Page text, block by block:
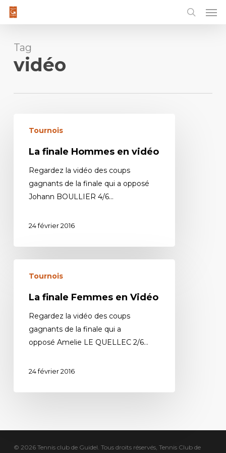
Skip
content
Tag
vidéo
Tournois
La finale Hommes en vidéo
Regardez la vidéo des coups
gagnants de la finale qui a opposé
Johann BOULLIER 4/6…
24 février 2016
Tournois
La finale Femmes en Vidéo
Regardez la vidéo des coups
gagnants de la finale qui a
opposé Amelie LE QUELLEC 2/6…
24 février 2016
© 2026 Tennis club de Guidel. Tous droits réservés, Tennis Club de